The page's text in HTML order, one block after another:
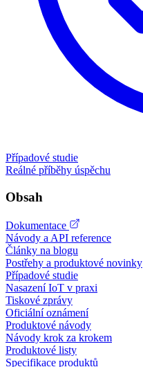
Případové studie
Reálné příběhy úspěchu
Obsah
Dokumentace
Návody a API reference
Články na blogu
Postřehy a produktové novinky
Případové studie
Nasazení IoT v praxi
Tiskové zprávy
Oficiální oznámení
Produktové návody
Návody krok za krokem
Produktové listy
Specifikace produktů